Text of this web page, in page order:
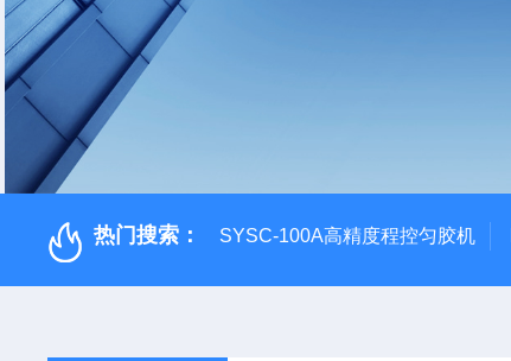
热门搜索： SYSC-100A高精度程控匀胶机